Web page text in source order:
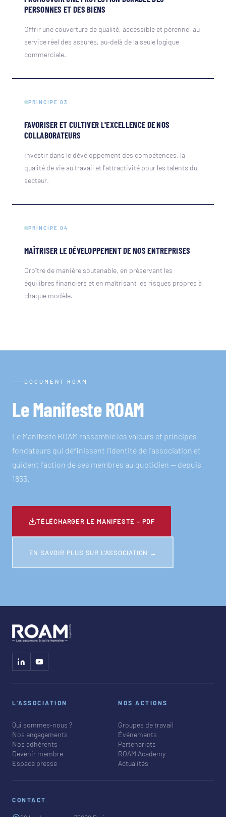
PERSONNES ET DES BIENS
Offrir une couverture de qualité, accessible et pérenne, au
service réel des assurés, au-delà de la seule logique
commerciale.
PRINCIPE 03
FAVORISER ET CULTIVER L'EXCELLENCE DE NOS
COLLABORATEURS
Investir dans le développement des compétences, la
qualité de vie au travail et l'attractivité pour les talents du
secteur.
PRINCIPE 04
MAÎTRISER LE DÉVELOPPEMENT DE NOS ENTREPRISES
Croître de manière soutenable, en préservant les
équilibres financiers et en maîtrisant les risques propres à
chaque modèle.
DOCUMENT ROAM
Le Manifeste ROAM
Le Manifeste ROAM rassemble les valeurs et principes
fondateurs qui définissent l'identité de l'association et
guident l'action de ses membres au quotidien — depuis
1855.
TÉLÉCHARGER LE MANIFESTE – PDF
EN SAVOIR PLUS SUR L'ASSOCIATION →
L'ASSOCIATION
Qui sommes-nous ?
Nos engagements
Nos adhérents
Devenir membre
Espace presse
NOS ACTIONS
Groupes de travail
Événements
Partenariats
ROAM Academy
Actualités
CONTACT